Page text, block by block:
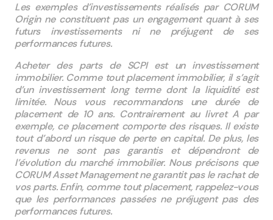
Les exemples d’investissements réalisés par CORUM
Origin ne constituent pas un engagement quant à ses
futurs investissements ni ne préjugent de ses
performances futures.
Acheter des parts de SCPI est un investissement
immobilier. Comme tout placement immobilier, il s’agit
d’un investissement long terme dont la liquidité est
limitée. Nous vous recommandons une durée de
placement de 10 ans. Contrairement au livret A par
exemple, ce placement comporte des risques. Il existe
tout d’abord un risque de perte en capital. De plus, les
revenus ne sont pas garantis et dépendront de
l’évolution du marché immobilier. Nous précisons que
CORUM Asset Management ne garantit pas le rachat de
vos parts. Enfin, comme tout placement, rappelez-vous
que les performances passées ne préjugent pas des
performances futures.